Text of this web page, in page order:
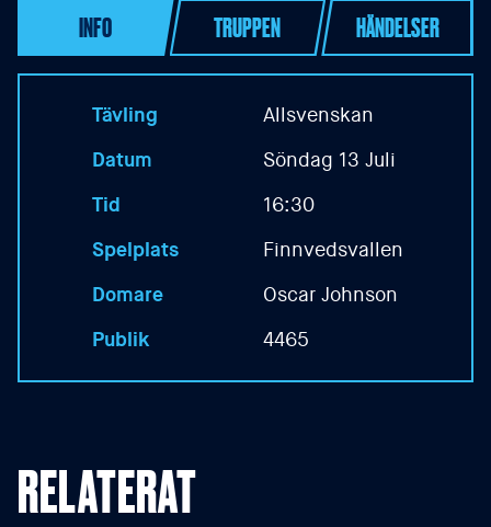
INFO
Tävling
Allsvenskan
Datum
Söndag 13 Juli
Tid
16:30
Spelplats
Finnvedsvallen
Domare
Oscar Johnson
Publik
4465
TRUPPEN HÄNDELSER
RELATERAT